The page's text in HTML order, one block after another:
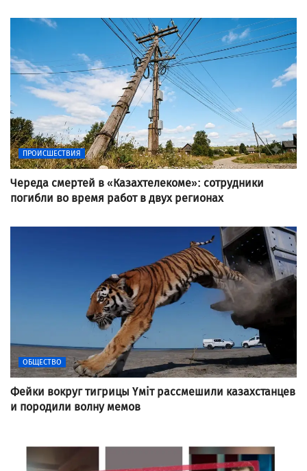
ПРОИСШЕСТВИЯ
Череда смертей в «Казахтелекоме»: сотрудники
погибли во время работ в двух регионах
ОБЩЕСТВО
Фейки вокруг тигрицы Үміт рассмешили казахстанцев
и породили волну мемов